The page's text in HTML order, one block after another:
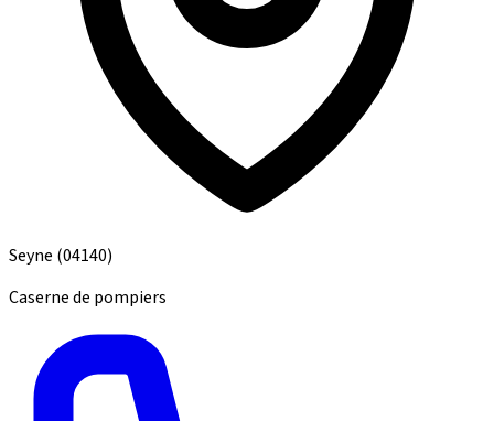
Seyne (04140)
Caserne de pompiers